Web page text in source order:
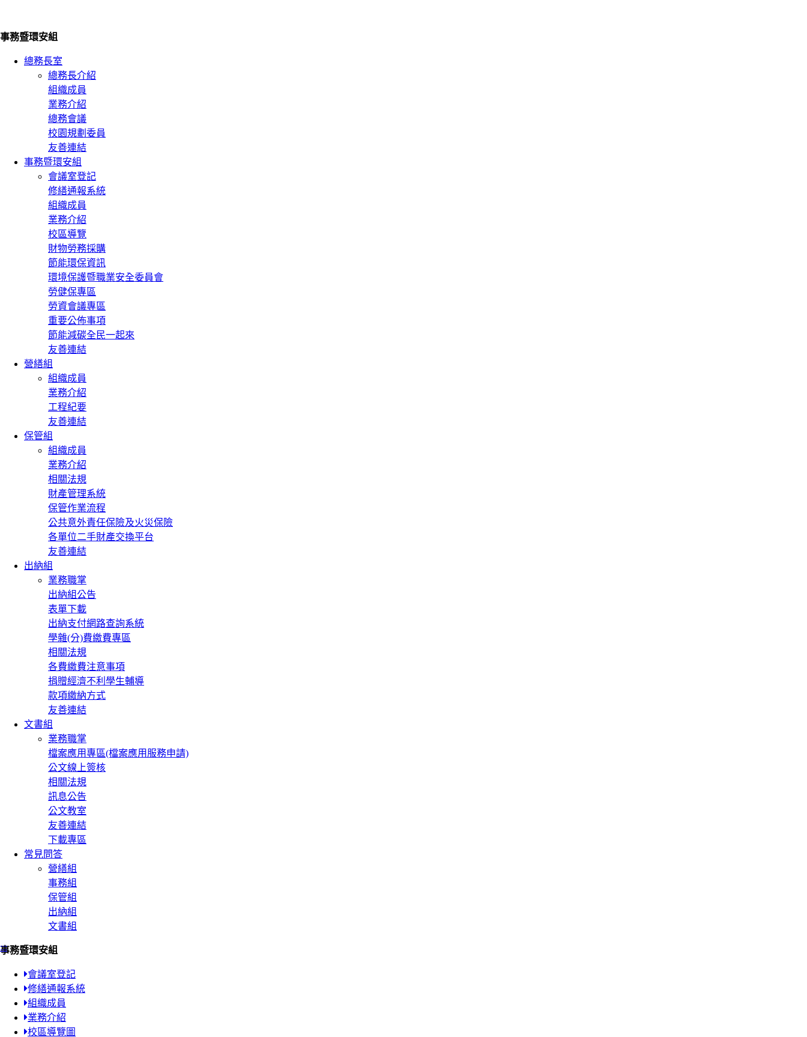
事務暨環安組
總務長室
總務長介紹
組織成員
業務介紹
總務會議
校園規劃委員
友善連結
事務暨環安組
會議室登記
修繕通報系統
組織成員
業務介紹
校區導覽
財物勞務採購
節能環保資訊
環境保護暨職業安全委員會
勞健保專區
勞資會議專區
重要公佈事項
節能減碳全民一起來
友善連結
營繕組
組織成員
業務介紹
工程紀要
友善連結
保管組
組織成員
業務介紹
相關法規
財產管理系統
保管作業流程
公共意外責任保險及火災保險
各單位二手財產交換平台
友善連結
出納組
業務職掌
出納組公告
表單下載
出納支付網路查詢系統
學雜(分)費繳費專區
相關法規
各費繳費注意事項
捐贈經濟不利學生輔導
款項繳納方式
友善連結
文書組
業務職掌
檔案應用專區(檔案應用服務申請)
公文線上簽核
相關法規
訊息公告
公文教室
友善連結
下載專區
常見問答
營繕組
事務組
保管組
出納組
文書組
:::
事務暨環安組
會議室登記
修繕通報系統
組織成員
業務介紹
校區導覽圖